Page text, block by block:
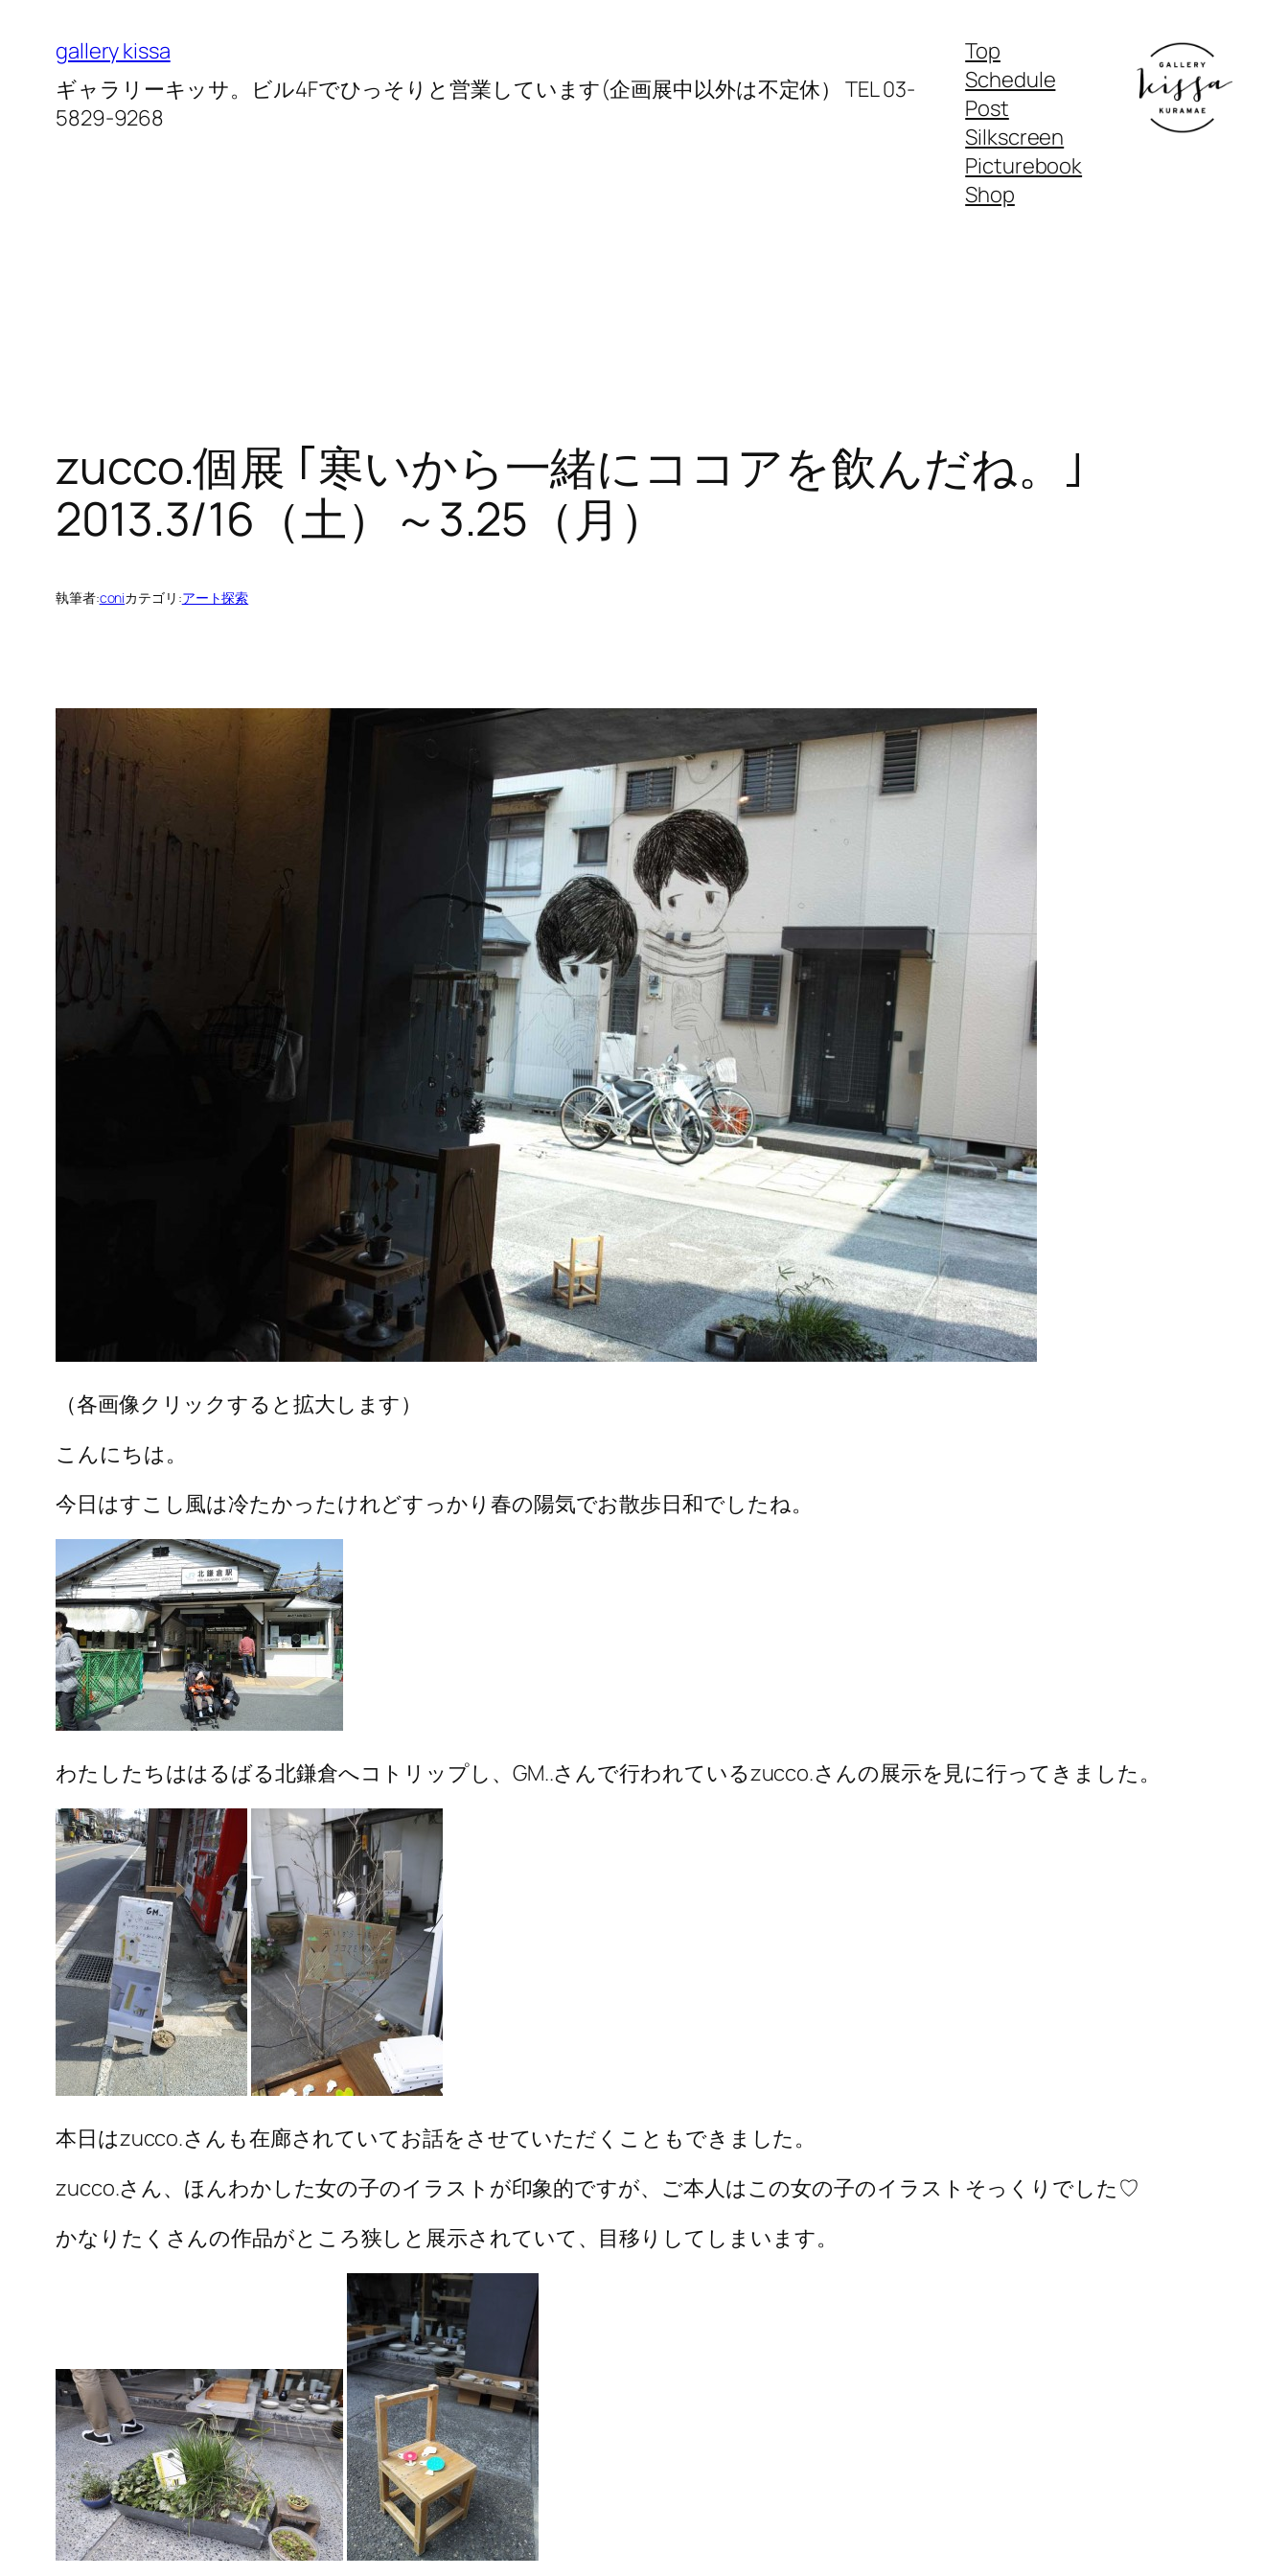
gallery kissa
ギャラリーキッサ。ビル4Fでひっそりと営業しています(企画展中以外は不定休） TEL 03-
5829-9268
Top
Schedule
Post
Silkscreen
Picturebook
Shop
zucco.個展 ｢寒いから一緒にココアを飲んだね。｣
2013.3/16（土）～3.25（月）
執筆者:coniカテゴリ:アート探索
（各画像クリックすると拡大します）
こんにちは。
今日はすこし風は冷たかったけれどすっかり春の陽気でお散歩日和でしたね。
わたしたちははるばる北鎌倉へコトリップし、GM..さんで行われているzucco.さんの展示を見に行ってきました。
本日はzucco.さんも在廊されていてお話をさせていただくこともできました。
zucco.さん、ほんわかした女の子のイラストが印象的ですが、ご本人はこの女の子のイラストそっくりでした♡
かなりたくさんの作品がところ狭しと展示されていて、目移りしてしまいます。